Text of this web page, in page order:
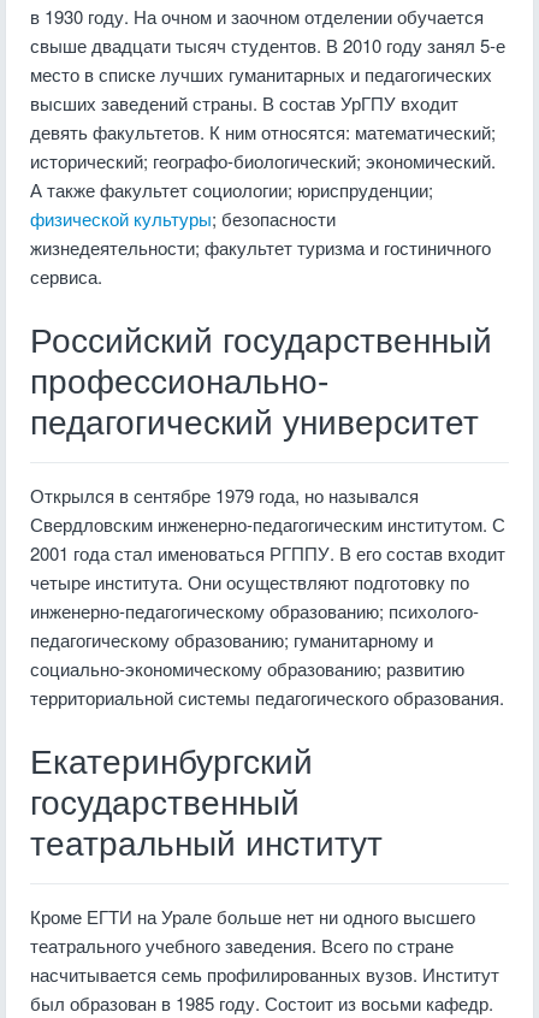
в 1930 году. На очном и заочном отделении обучается
свыше двадцати тысяч студентов. В 2010 году занял 5-е
место в списке лучших гуманитарных и педагогических
высших заведений страны. В состав УрГПУ входит
девять факультетов. К ним относятся: математический;
исторический; географо-биологический; экономический.
А также факультет социологии; юриспруденции;
физической культуры; безопасности
жизнедеятельности; факультет туризма и гостиничного
сервиса.
Российский государственный
профессионально-
педагогический университет
Открылся в сентябре 1979 года, но назывался
Свердловским инженерно-педагогическим институтом. С
2001 года стал именоваться РГППУ. В его состав входит
четыре института. Они осуществляют подготовку по
инженерно-педагогическому образованию; психолого-
педагогическому образованию; гуманитарному и
социально-экономическому образованию; развитию
территориальной системы педагогического образования.
Екатеринбургский
государственный
театральный институт
Кроме ЕГТИ на Урале больше нет ни одного высшего
театрального учебного заведения. Всего по стране
насчитывается семь профилированных вузов. Институт
был образован в 1985 году. Состоит из восьми кафедр.